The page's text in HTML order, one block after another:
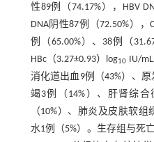
性89例（74.17%），HBV
DNA阴性87例（72.50%），
例（65.00%）、38例（
HBc（3.27±0.93）log10 IU/
消化道出血9例（43%）、
竭3例（14%）、肝肾综
（10%）、肺炎及皮肤软
水1例（5%）。生存组与死